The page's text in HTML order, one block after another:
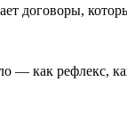
договоры,
— как рефлекс,